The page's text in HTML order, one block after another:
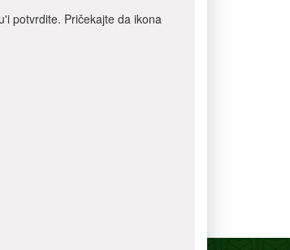
potvrdite. Pričekajte da ikona